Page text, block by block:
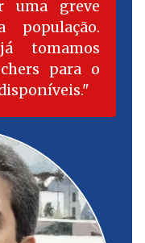
uma greve
população.
tomamos
para o